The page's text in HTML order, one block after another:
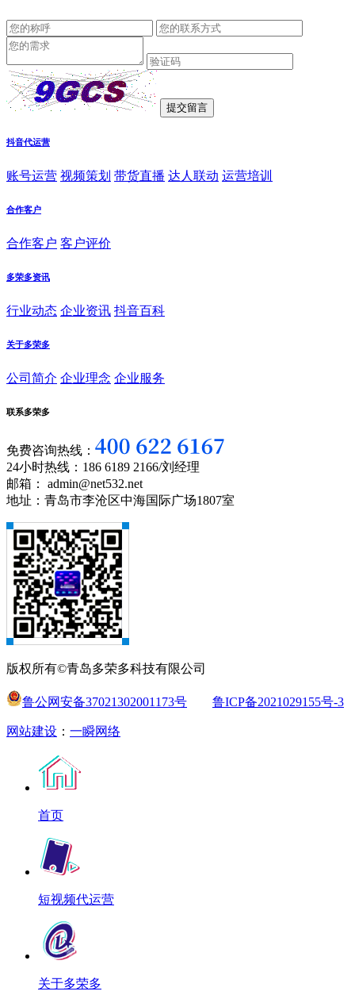
抖音代运营
账号运营 视频策划 带货直播 达人联动 运营培训
合作客户
合作客户 客户评价
多荣多资讯
行业动态 企业资讯 抖音百科
关于多荣多
公司简介 企业理念 企业服务
联系多荣多
免费咨询热线：
24小时热线：186 6189 2166/刘经理
邮箱： admin@net532.net
地址：青岛市李沧区中海国际广场1807室
版权所有©青岛多荣多科技有限公司
鲁公网安备37021302001173号 鲁ICP备2021029155号-3
网站建设 ： 一瞬网络
首页
短视频代运营
关于多荣多